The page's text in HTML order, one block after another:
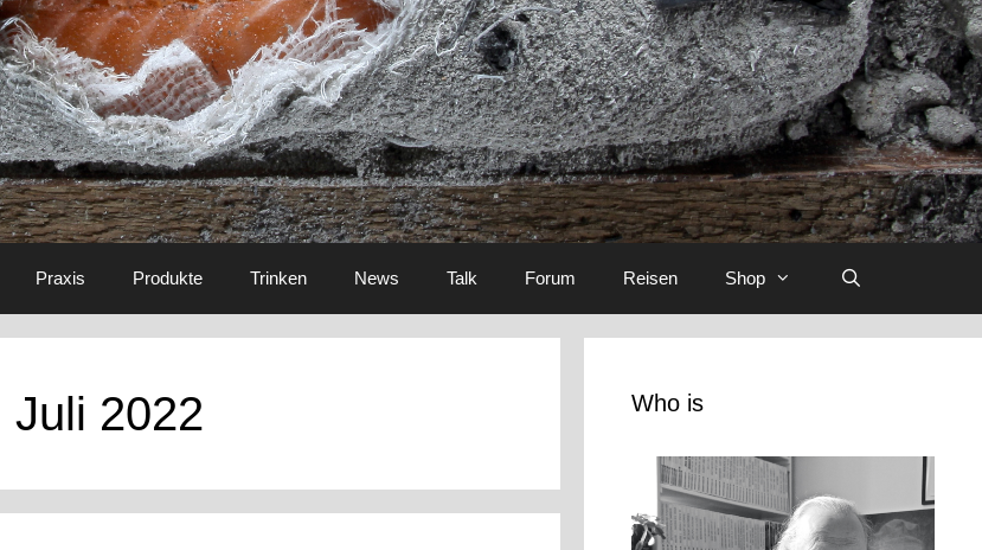
Praxis Produkte Trinken News Talk Forum Reisen Shop
Juli 2022 Who is